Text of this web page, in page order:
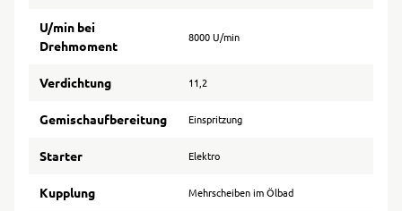
U/min bei
Drehmoment
8000 U/min
Verdichtung 11,2
Gemischaufbereitung Einspritzung
Starter Elektro
Kupplung Mehrscheiben im Ölbad